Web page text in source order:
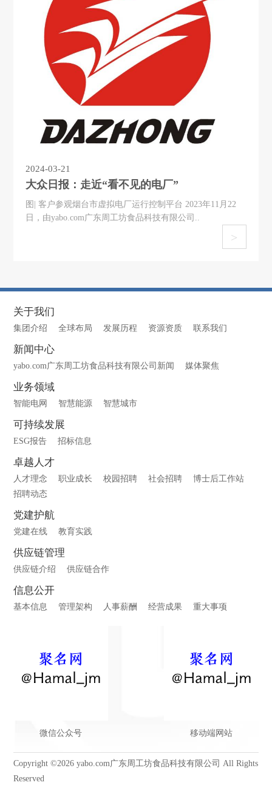
2024-03-21
大众日报：走近“看不见的电厂”
图| 客户参观烟台市虚拟电厂运行控制平台 2023年11月22
日，由yabo.com广东周工坊食品科技有限公司..
>
关于我们
集团介绍 全球布局 发展历程 资源资质 联系我们
新闻中心
yabo.com广东周工坊食品科技有限公司新闻 媒体聚焦
业务领域
智能电网 智慧能源 智慧城市
可持续发展
ESG报告 招标信息
卓越人才
人才理念 职业成长 校园招聘 社会招聘
博士后工作站
招聘动态
党建护航
党建在线 教育实践
供应链管理
供应链介绍 供应链合作
信息公开
基本信息 管理架构 人事薪酬 经营成果 重大事项
微信公众号 移动端网站
Copyright ©2026 yabo.com广东周工坊食品科技有限公司 All Rights
Reserved